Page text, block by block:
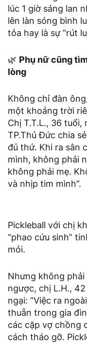
lúc 1 giờ sáng lan
lên làn sóng bình
tỏa hay là sự “rút
🌿 Phụ nữ cũng
lòng
Không chỉ đàn
một khoảng trời
Chị T.T.L., 36
TP.Thủ Đức chia
đủ thứ. Khi ra sân
mình, không phải
không phải mẹ.
và nhịp tim mình”.
Pickleball với chị
“phao cứu sinh”
mỏi.
Nhưng không
ngược, chị L.H.,
ngại: “Việc ra
thuẫn trong gia
các cặp vợ chồng
cách tháo gỡ.